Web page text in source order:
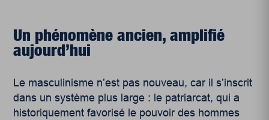
Un phénomène ancien, amplifié
aujourd’hui
Le masculinisme n’est pas nouveau, car il s’inscrit
dans un système plus large : le patriarcat, qui a
historiquement favorisé le pouvoir des hommes